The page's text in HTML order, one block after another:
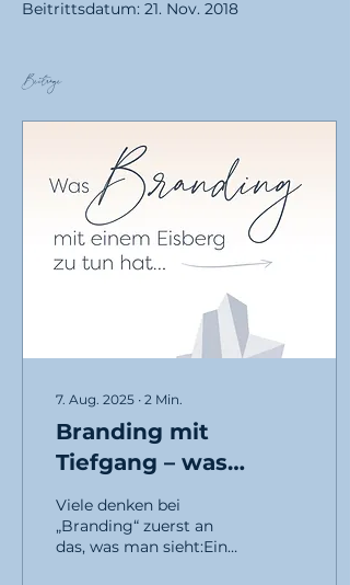
Beitrittsdatum: 21. Nov. 2018
Beiträge
7. Aug. 2025 ∙ 2 Min.
Branding mit
Tiefgang – was
Branding mit einem
Eisberg zu tun hat
Viele denken bei
„Branding“ zuerst an
das, was man sieht:Ein